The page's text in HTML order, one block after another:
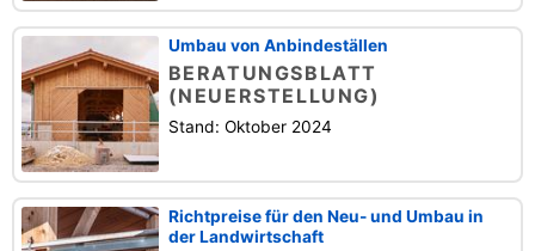
Umbau von Anbindeställen
BERATUNGSBLATT
(NEUERSTELLUNG)
Stand: Oktober 2024
Richtpreise für den Neu- und Umbau in
der Landwirtschaft